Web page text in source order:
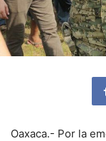
Oaxaca.- Por la